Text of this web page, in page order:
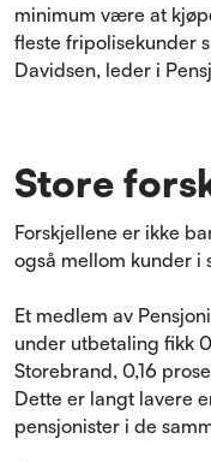
minimum være at
fleste fripolisekunder
Davidsen, leder i
Store
Forskjellene er ikke
også mellom kunder i
Et medlem av
under utbetaling fikk
Storebrand, 0,16
Dette er langt lavere
pensjonister i de